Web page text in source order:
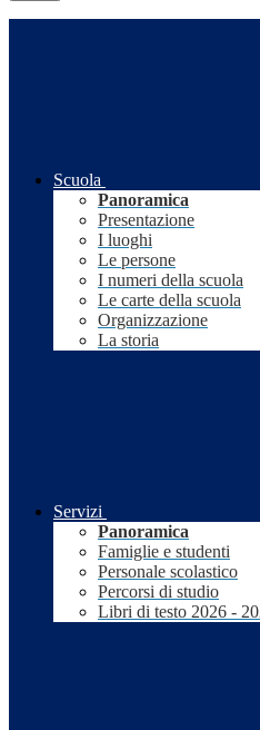
Scuola
Panoramica
Presentazione
I luoghi
Le persone
I numeri della scuola
Le carte della scuola
Organizzazione
La storia
Servizi
Panoramica
Famiglie e studenti
Personale scolastico
Percorsi di studio
Libri di testo 2026 -